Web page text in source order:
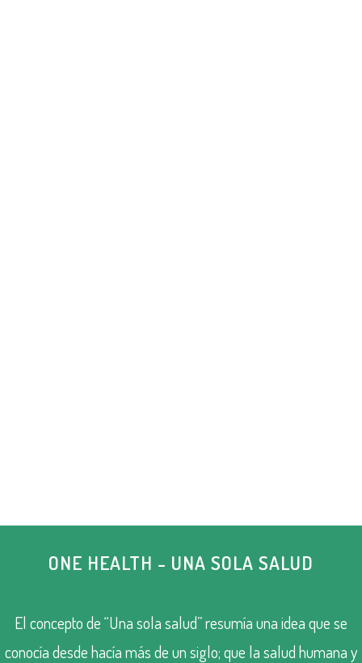
ONE HEALTH - UNA SOLA SALUD
El concepto de “Una sola salud” resumía una idea que se
conocía desde hacía más de un siglo; que la salud humana y